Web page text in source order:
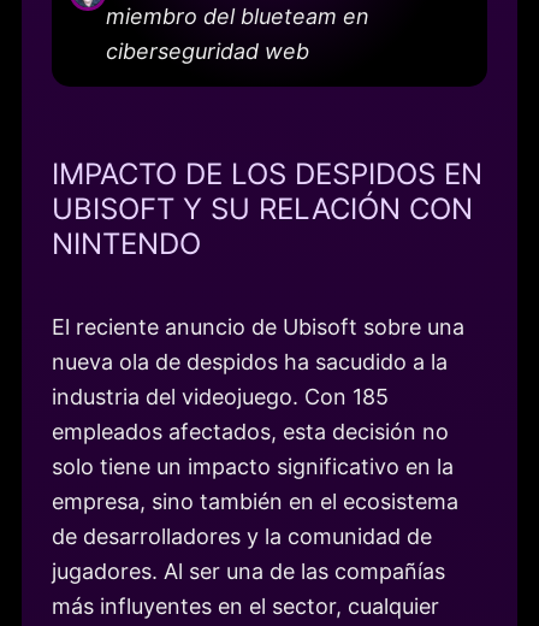
miembro del blueteam en
ciberseguridad web
IMPACTO DE LOS DESPIDOS EN
UBISOFT Y SU RELACIÓN CON
NINTENDO
El reciente anuncio de Ubisoft sobre una
nueva ola de despidos ha sacudido a la
industria del videojuego. Con 185
empleados afectados, esta decisión no
solo tiene un impacto significativo en la
empresa, sino también en el ecosistema
de desarrolladores y la comunidad de
jugadores. Al ser una de las compañías
más influyentes en el sector, cualquier